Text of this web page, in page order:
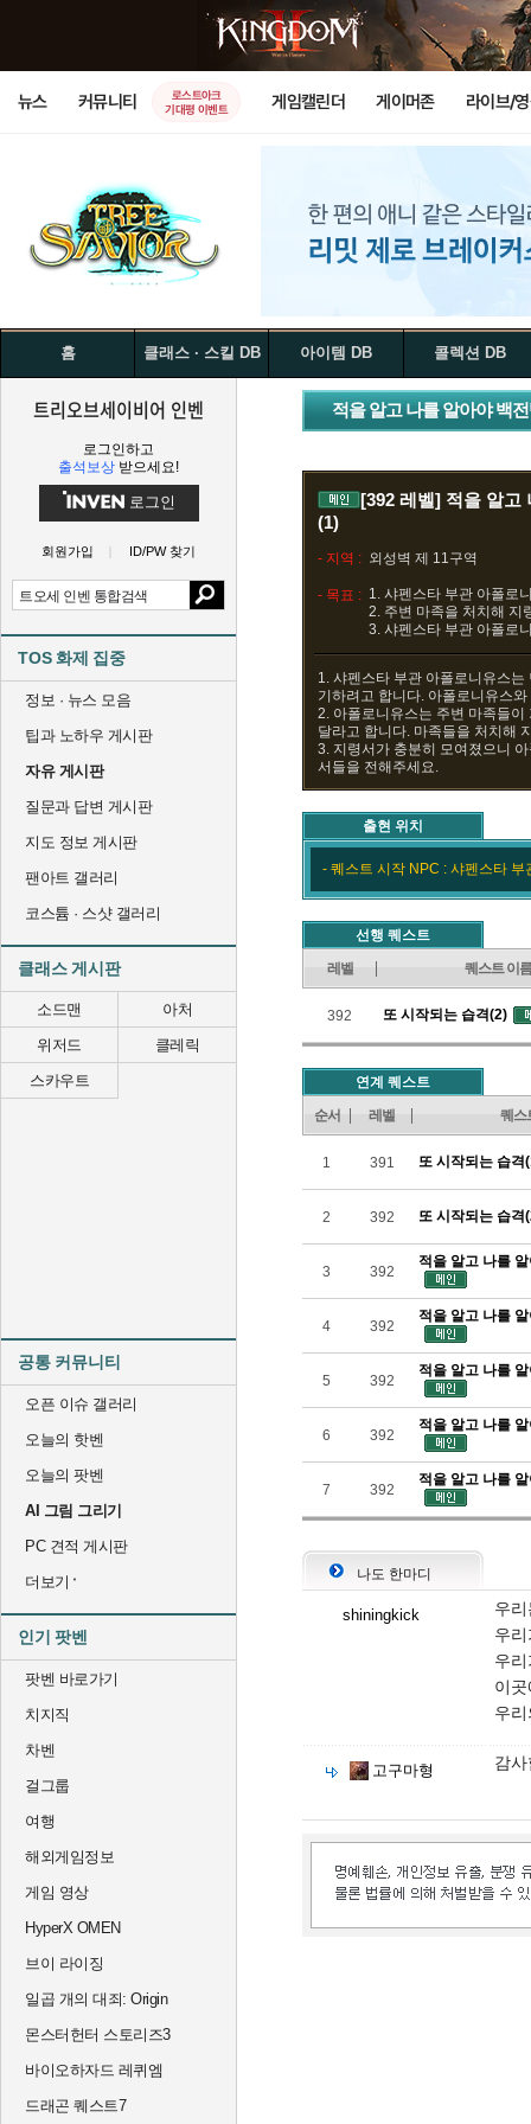
뉴스 커뮤니티
로스트아크
기대평 이벤트
게임캘린더 게이머존 라이브/
홈 클래스 · 스킬 DB 아이템 DB 콜렉션 DB
트리오브세이비어 인벤
로그인하고
출석보상 받으세요!
로그인
회원가입 ID/PW 찾기
TOS 화제 집중
정보 · 뉴스 모음
팁과 노하우 게시판
자유 게시판
질문과 답변 게시판
지도 정보 게시판
팬아트 갤러리
코스튬 · 스샷 갤러리
클래스 게시판
소드맨
아처
위저드
클레릭
스카우트
공통 커뮤니티
오픈 이슈 갤러리
오늘의 핫벤
오늘의 팟벤
AI 그림 그리기
PC 견적 게시판
더보기
인기 팟벤
팟벤 바로가기
치지직
차벤
걸그룹
여행
해외게임정보
게임 영상
HyperX OMEN
브이 라이징
일곱 개의 대죄: Origin
몬스터헌터 스토리즈3
바이오하자드 레퀴엠
드래곤 퀘스트7
적을 알고 나를 알아야 백
[392 레벨] 적을 알고
(1)
- 지역 : 외성벽 제 11구역
- 목표 : 1. 샤펜스타 부관 아폴로
2. 주변 마족을 처치해 지
3. 샤펜스타 부관 아폴로
1. 샤펜스타 부관 아폴로니유스
기하려고 합니다. 아폴로니유스
2. 아폴로니유스는 주변 마족들
달라고 합니다. 마족들을 처치해
3. 지령서가 충분히 모여졌으니
서들을 전해주세요.
출현 위치
- 퀘스트 시작 NPC : 샤펜스타
선행 퀘스트
레벨
퀘스트 이름
392 또 시작되는 습격(2)
연계 퀘스트
순서
레벨 퀘스
1 391 또 시작되는 습격
2 392 또 시작되는 습격
3 392
적을 알고 나를
4 392
적을 알고 나를
5 392
적을 알고 나를
6 392
적을 알고 나를
7 392
적을 알고 나를
나도 한마디
shiningkick
우
우
우
이
우
고구마형 감